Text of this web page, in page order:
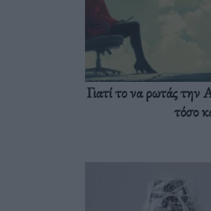
Γιατί το να ρωτάς την
τόσο